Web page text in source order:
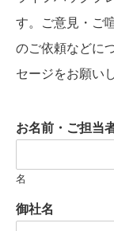
す。ご意見・ご
のご依頼などに
セージをお願い
お名前・ご担当
名
御社名